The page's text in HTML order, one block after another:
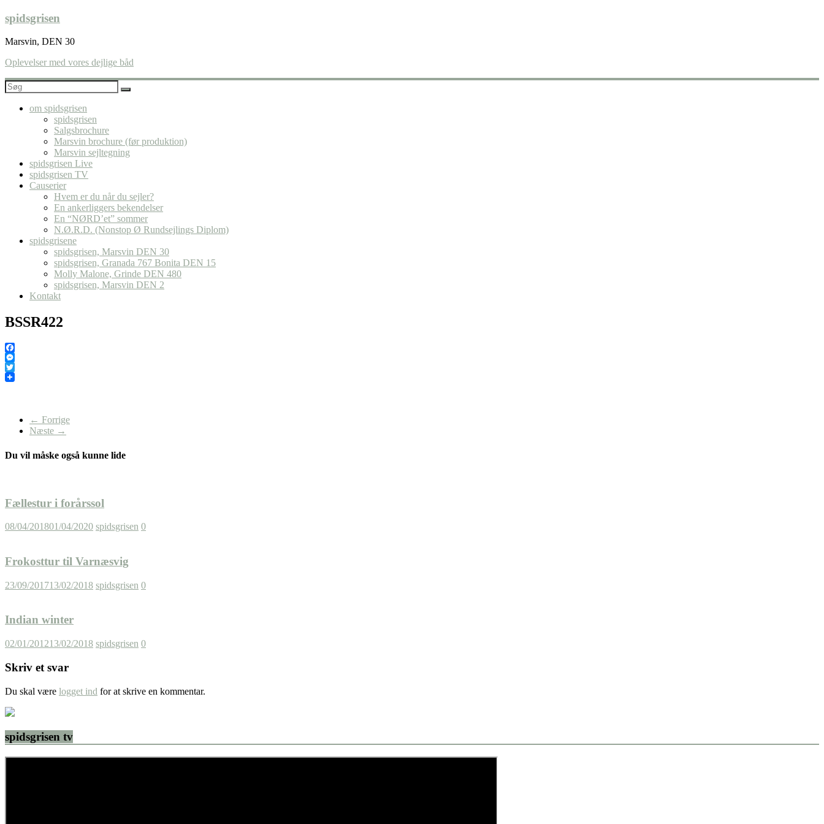
Skip
to
content
spidsgrisen
Marsvin, DEN 30
Oplevelser med vores dejlige båd
om spidsgrisen
spidsgrisen
Salgsbrochure
Marsvin brochure (før produktion)
Marsvin sejltegning
spidsgrisen Live
spidsgrisen TV
Causerier
Hvem er du når du sejler?
En ankerliggers bekendelser
En “NØRD’et” sommer
N.Ø.R.D. (Nonstop Ø Rundsejlings Diplom)
spidsgrisene
spidsgrisen, Marsvin DEN 30
spidsgrisen, Granada 767 Bonita DEN 15
Molly Malone, Grinde DEN 480
spidsgrisen, Marsvin DEN 2
Kontakt
BSSR422
Facebook
Messenger
Twitter
← Forrige
Næste →
Du vil måske også kunne lide
Fællestur i forårssol
08/04/201801/04/2020 spidsgrisen 0
Frokosttur til Varnæsvig
23/09/201713/02/2018 spidsgrisen 0
Indian winter
02/01/201213/02/2018 spidsgrisen 0
Skriv et svar
Du skal være logget ind for at skrive en kommentar.
spidsgrisen tv